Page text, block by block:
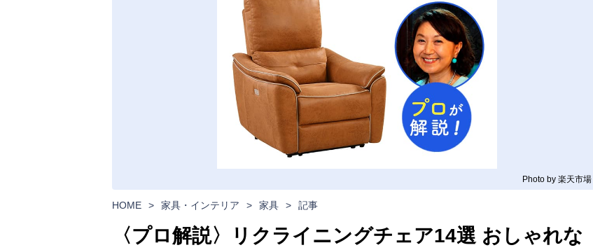
Photo by 楽天市場
HOME > 家具・インテリア > 家具 > 記事
〈プロ解説〉リクライニングチェア14選 おしゃれな